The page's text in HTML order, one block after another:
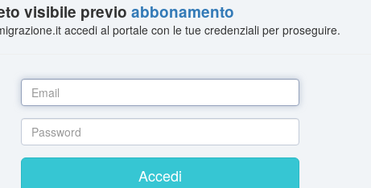
visibile previoabbonamento
accedi al portale con le tue credenziali per proseguire.
Accedi